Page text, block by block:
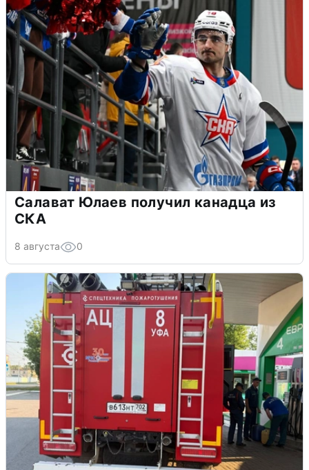
Салават Юлаев получил канадца из
СКА
8 августа 0